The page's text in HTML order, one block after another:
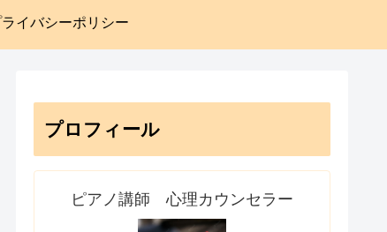
ライバシーポリシー
プロフィール
ピアノ講師 心理カウンセラー